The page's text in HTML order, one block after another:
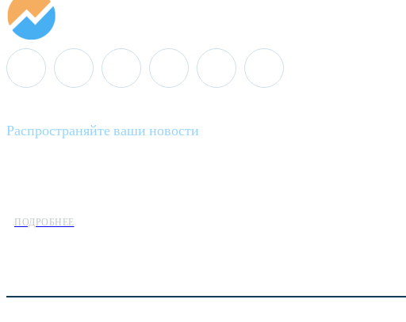
Распространяйте ваши новости
ПОДРОБНЕЕ